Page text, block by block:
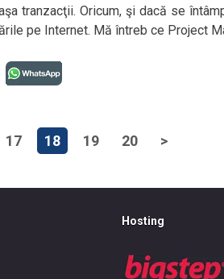
tranzacţii. Oricum, şi dacă se
pe Internet. Mă întreb ce Project
17 18 19 20 >
Hosting